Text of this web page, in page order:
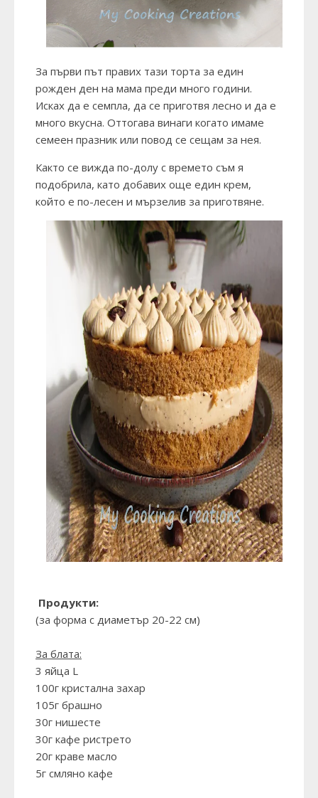
За първи път правих тази торта за един
рожден ден на мама преди много години.
Исках да е семпла, да се приготвя лесно и да е
много вкусна. Оттогава винаги когато имаме
семеен празник или повод се сещам за нея.
Както се вижда по-долу с времето съм я
подобрила, като добавих още един крем,
който е по-лесен и мързелив за приготвяне.
Продукти:
(за форма с диаметър 20-22 см)
За блата:
3 яйца L
100г кристална захар
105г брашно
30г нишесте
30г кафе ристрето
20г краве масло
5г смляно кафе